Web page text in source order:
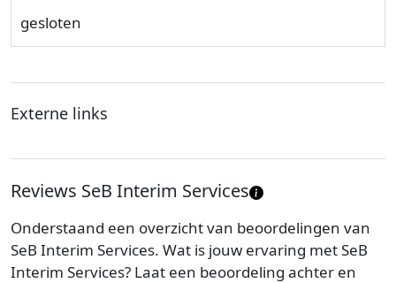
gesloten
Externe links
Reviews SeB Interim Services
Onderstaand een overzicht van beoordelingen van
SeB Interim Services. Wat is jouw ervaring met SeB
Interim Services? Laat een beoordeling achter en